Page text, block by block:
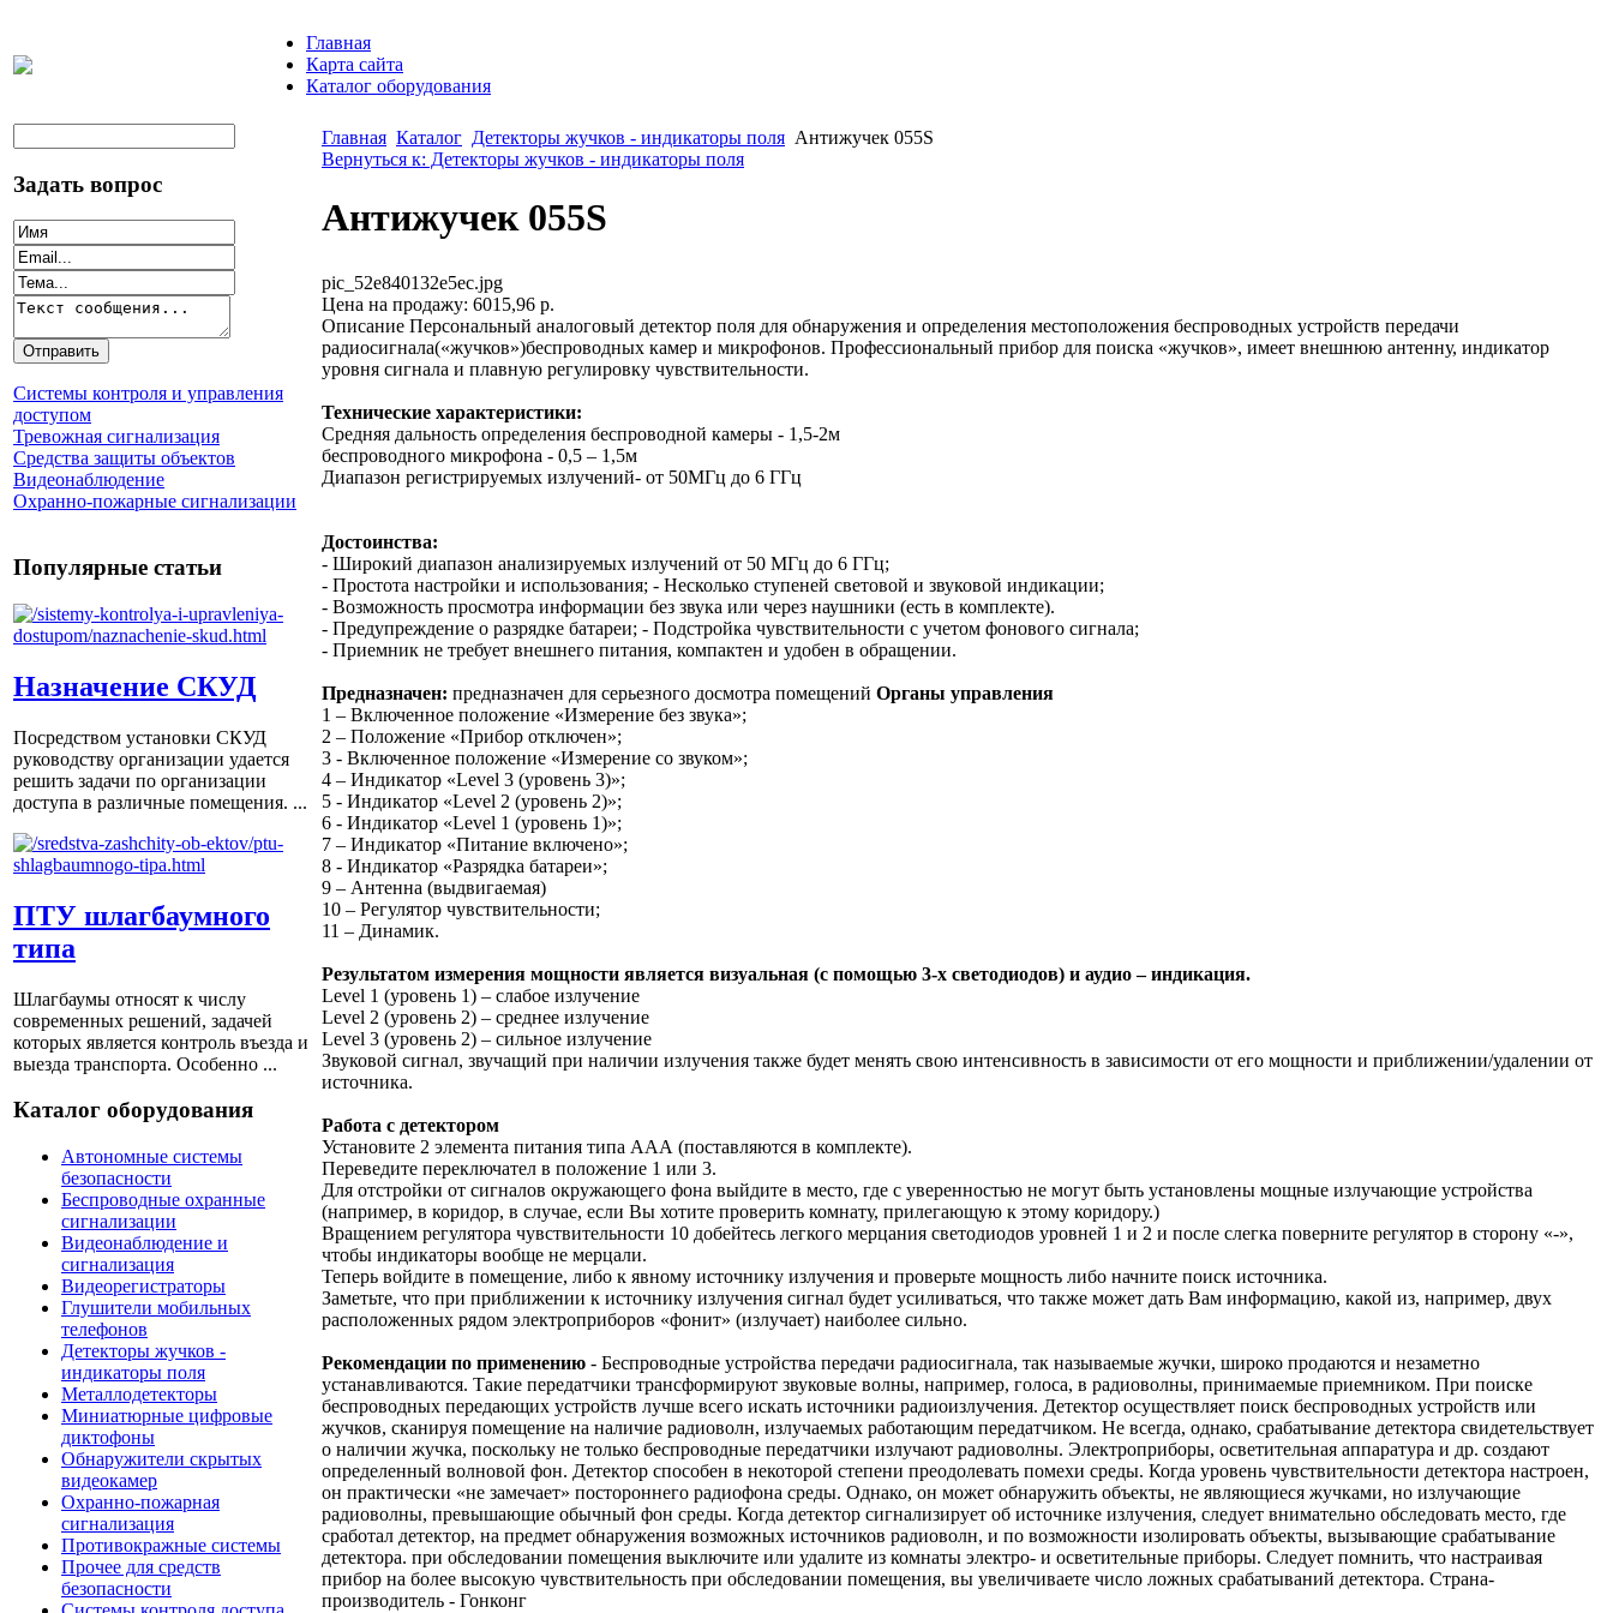
Главная
Карта сайта
Каталог оборудования
Задать вопрос
Системы контроля и управления
доступом
Тревожная сигнализация
Средства защиты объектов
Видеонаблюдение
Охранно-пожарные сигнализации
Популярные статьи
Назначение СКУД
Посредством установки СКУД
руководству организации удается
решить задачи по организации
доступа в различные помещения. ...
ПТУ шлагбаумного
типа
Шлагбаумы относят к числу
современных решений, задачей
которых является контроль въезда и
выезда транспорта. Особенно ...
Каталог оборудования
Автономные системы
безопасности
Беспроводные охранные
сигнализации
Видеонаблюдение и
сигнализация
Видеорегистраторы
Глушители мобильных
телефонов
Детекторы жучков -
индикаторы поля
Металлодетекторы
Миниатюрные цифровые
диктофоны
Обнаружители скрытых
видеокамер
Охранно-пожарная
сигнализация
Противокражные системы
Прочее для средств
безопасности
Главная Каталог Детекторы жучков - индикаторы поля Антижучек 055S
Вернуться к: Детекторы жучков - индикаторы поля
Антижучек 055S
pic_52e840132e5ec.jpg
Цена на продажу: 6015,96 р.
Описание Персональный аналоговый детектор поля для обнаружения и определения местоположения беспроводных устройств передачи
радиосигнала(«жучков»)беспроводных камер и микрофонов. Профессиональный прибор для поиска «жучков», имеет внешнюю антенну, индикатор
уровня сигнала и плавную регулировку чувствительности.
Технические характеристики:
Средняя дальность определения беспроводной камеры - 1,5-2м
беспроводного микрофона - 0,5 – 1,5м
Диапазон регистрируемых излучений- от 50МГц до 6 ГГц
Достоинства:
- Широкий диапазон анализируемых излучений от 50 МГц до 6 ГГц;
- Простота настройки и использования; - Несколько ступеней световой и звуковой индикации;
- Возможность просмотра информации без звука или через наушники (есть в комплекте).
- Предупреждение о разрядке батареи; - Подстройка чувствительности с учетом фонового сигнала;
- Приемник не требует внешнего питания, компактен и удобен в обращении.
Предназначен: предназначен для серьезного досмотра помещений Органы управления
1 – Включенное положение «Измерение без звука»;
2 – Положение «Прибор отключен»;
3 - Включенное положение «Измерение со звуком»;
4 – Индикатор «Level 3 (уровень 3)»;
5 - Индикатор «Level 2 (уровень 2)»;
6 - Индикатор «Level 1 (уровень 1)»;
7 – Индикатор «Питание включено»;
8 - Индикатор «Разрядка батареи»;
9 – Антенна (выдвигаемая)
10 – Регулятор чувствительности;
11 – Динамик.
Результатом измерения мощности является визуальная (с помощью 3-х светодиодов) и аудио – индикация.
Level 1 (уровень 1) – слабое излучение
Level 2 (уровень 2) – среднее излучение
Level 3 (уровень 2) – сильное излучение
Звуковой сигнал, звучащий при наличии излучения также будет менять свою интенсивность в зависимости от его мощности и приближении/удалении от
источника.
Работа с детектором
Установите 2 элемента питания типа ААА (поставляются в комплекте).
Переведите переключател в положение 1 или 3.
Для отстройки от сигналов окружающего фона выйдите в место, где с уверенностью не могут быть установлены мощные излучающие устройства
(например, в коридор, в случае, если Вы хотите проверить комнату, прилегающую к этому коридору.)
Вращением регулятора чувствительности 10 добейтесь легкого мерцания светодиодов уровней 1 и 2 и после слегка поверните регулятор в сторону «-»,
чтобы индикаторы вообще не мерцали.
Теперь войдите в помещение, либо к явному источнику излучения и проверьте мощность либо начните поиск источника.
Заметьте, что при приближении к источнику излучения сигнал будет усиливаться, что также может дать Вам информацию, какой из, например, двух
расположенных рядом электроприборов «фонит» (излучает) наиболее сильно.
Рекомендации по применению - Беспроводные устройства передачи радиосигнала, так называемые жучки, широко продаются и незаметно
устанавливаются. Такие передатчики трансформируют звуковые волны, например, голоса, в радиоволны, принимаемые приемником. При поиске
беспроводных передающих устройств лучше всего искать источники радиоизлучения. Детектор осуществляет поиск беспроводных устройств или
жучков, сканируя помещение на наличие радиоволн, излучаемых работающим передатчиком. Не всегда, однако, срабатывание детектора свидетельствует
о наличии жучка, поскольку не только беспроводные передатчики излучают радиоволны. Электроприборы, осветительная аппаратура и др. создают
определенный волновой фон. Детектор способен в некоторой степени преодолевать помехи среды. Когда уровень чувствительности детектора настроен,
он практически «не замечает» постороннего радиофона среды. Однако, он может обнаружить объекты, не являющиеся жучками, но излучающие
радиоволны, превышающие обычный фон среды. Когда детектор сигнализирует об источнике излучения, следует внимательно обследовать место, где
сработал детектор, на предмет обнаружения возможных источников радиоволн, и по возможности изолировать объекты, вызывающие срабатывание
детектора. при обследовании помещения выключите или удалите из комнаты электро- и осветительные приборы. Следует помнить, что настраивая
прибор на более высокую чувствительность при обследовании помещения, вы увеличиваете число ложных срабатываний детектора. Страна-
производитель - Гонконг